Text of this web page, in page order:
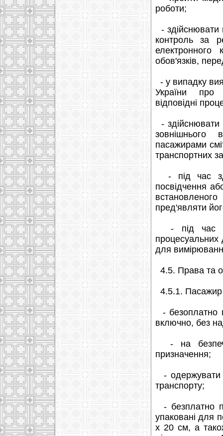
роботи;
- здійснювати
контроль за
електронного
обов'язків,
- у випадку
України про
відповідні
- здійснювати
зовнішнього
пасажирами
транспортних
- під час
посвідчення
пред'являти
- під час
процесуальних
для
4.5. Права та
4.5.1.
- безоплатно
включно, без
- на
призначення;
- одержувати
транспорту;
- безплатно
упаковані для
х 20 см, а